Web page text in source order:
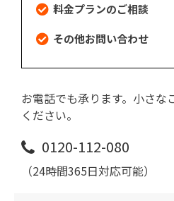
料金プランのご相談
その他お問い合わせ
お電話でも承ります。小さな
ください。
0120-112-080
（24時間365日対応可能）